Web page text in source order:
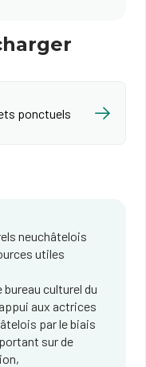
ponctuels
neuchâtelois
utiles
bureau culturel du
aux actrices
par le biais
sur de